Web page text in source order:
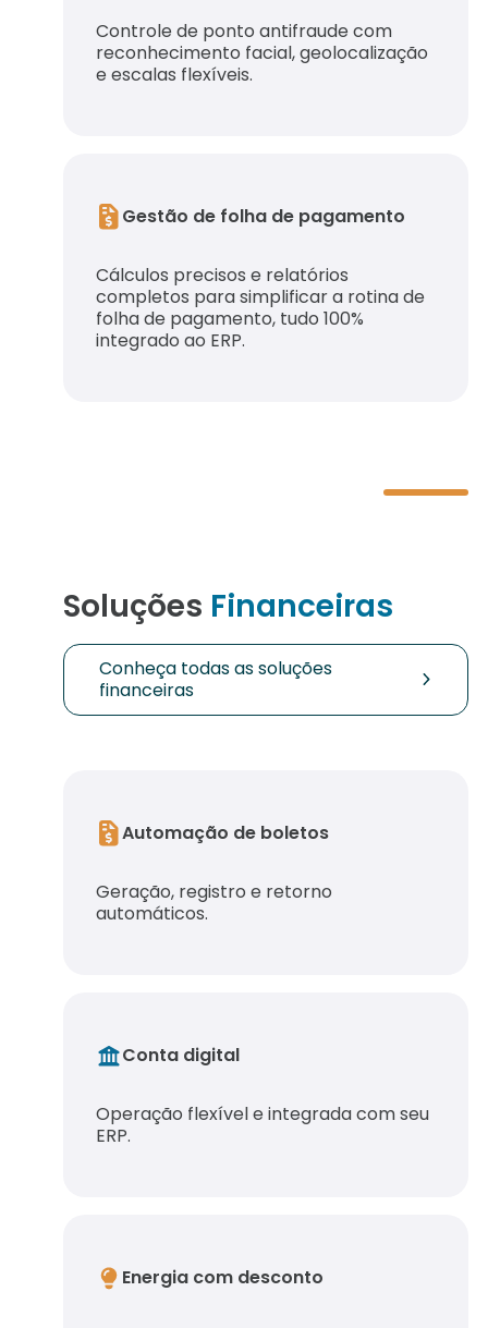
Controle de ponto antifraude com
reconhecimento facial, geolocalização
e escalas flexíveis.
Gestão de folha de pagamento
Cálculos precisos e relatórios
completos para simplificar a rotina de
folha de pagamento, tudo 100%
integrado ao ERP.
Soluções Financeiras
Conheça todas as soluções
financeiras
Automação de boletos
Geração, registro e retorno
automáticos.
Conta digital
Operação flexível e integrada com seu
ERP.
Energia com desconto